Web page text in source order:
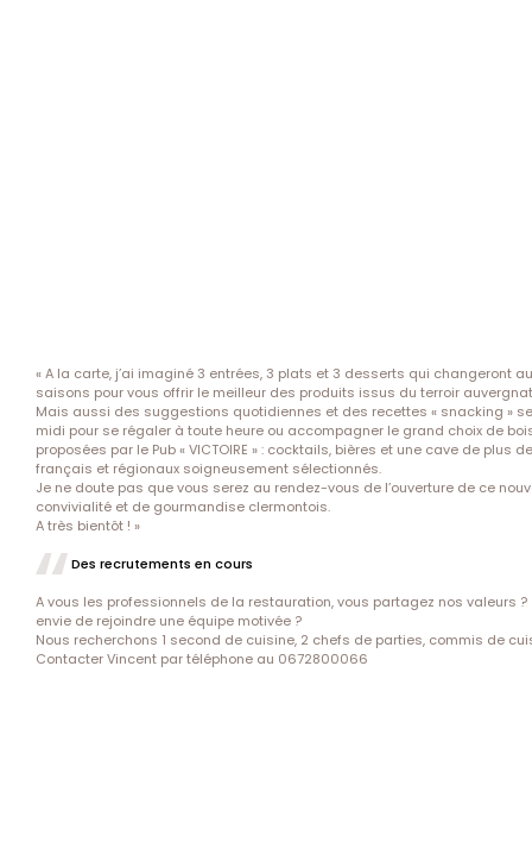
« A la carte, j’ai imaginé 3 entrées, 3 plats et 3 desserts qui changeront
saisons pour vous offrir le meilleur des produits issus du terroir
Mais aussi des suggestions quotidiennes et des recettes « snacking »
midi pour se régaler à toute heure ou accompagner le grand choix de
proposées par le Pub « VICTOIRE » : cocktails, bières et une cave de plus
français et régionaux soigneusement sélectionnés.
Je ne doute pas que vous serez au rendez-vous de l’ouverture de ce
convivialité et de gourmandise clermontois.
A très bientôt ! »
Des recrutements en cours
A vous les professionnels de la restauration, vous partagez nos valeurs
envie de rejoindre une équipe motivée ?
Nous recherchons 1 second de cuisine, 2 chefs de parties, commis de
Contacter Vincent par téléphone au 0672800066